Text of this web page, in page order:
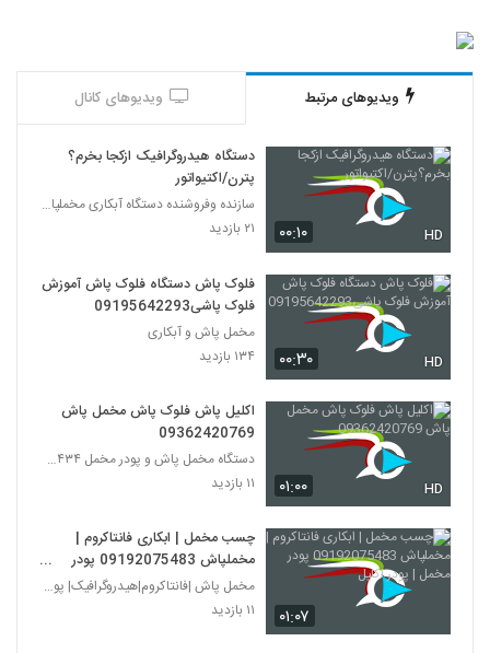
ویدیوهای مرتبط ویدیوهای کانال
۰۰:۱۰ HD
دستگاه هیدروگرافیک ازکجا بخرم؟
پترن/اکتیواتور
سازنده وفروشنده دستگاه آبکاری مخملپاش هیدروگرافیک
۲۱ بازدید
۰۰:۳۰ HD
فلوک پاش دستگاه فلوک پاش آموزش
فلوک پاشی09195642293
مخمل پاش و آبکاری
۱۳۴ بازدید
۰۱:۰۰ HD
اکلیل پاش فلوک پاش مخمل پاش
09362420769
دستگاه مخمل پاش و پودر مخمل ۰۹۳۸۵۳۲۴۴۳۴
۱۱ بازدید
۰۱:۰۷
چسب مخمل | ابکاری فانتاکروم |
مخملپاش 09192075483 پودر
مخمل | پودر اکلیل
مخمل پاش |فانتاکروم|هیدروگرافیک| پودر مخمل 0936242
۱۱ بازدید